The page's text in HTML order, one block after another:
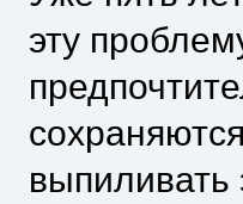
эту
выпиливать